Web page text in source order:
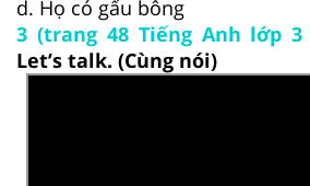
d. Họ có gấu bông
3 (trang 48 Tiếng Anh lớp 3
Let’s talk. (Cùng nói)